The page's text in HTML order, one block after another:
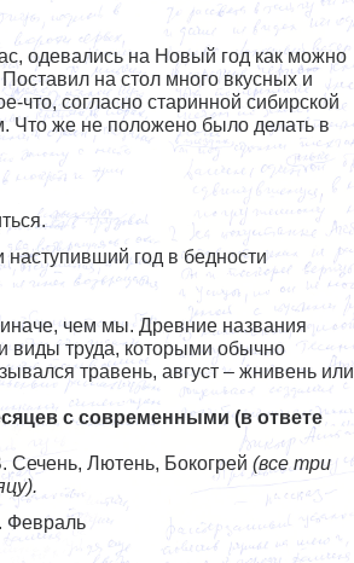
одевались на Новый год как можно
на стол много вкусных и
что, согласно старинной сибирской
Что же не положено было делать в
наступивший год в бедности
чем мы. Древние названия
виды труда, которыми обычно
травень, август – жнивень или
с современными (в ответе
. Сечень, Лютень, Бокогрей(все три
. Февраль